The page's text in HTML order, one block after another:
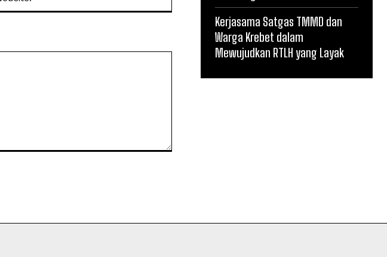
Kerjasama Satgas TMMD dan
Warga Krebet dalam
Mewujudkan RTLH yang Layak